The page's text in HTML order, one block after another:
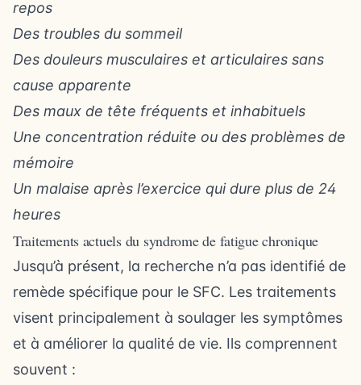
repos
Des troubles du sommeil
Des douleurs musculaires et articulaires sans
cause apparente
Des maux de tête fréquents et inhabituels
Une concentration réduite ou des problèmes de
mémoire
Un malaise après l’exercice qui dure plus de 24
heures
Traitements actuels du syndrome de fatigue chronique
Jusqu’à présent, la recherche n’a pas identifié de
remède spécifique pour le SFC. Les traitements
visent principalement à soulager les symptômes
et à améliorer la qualité de vie. Ils comprennent
souvent :